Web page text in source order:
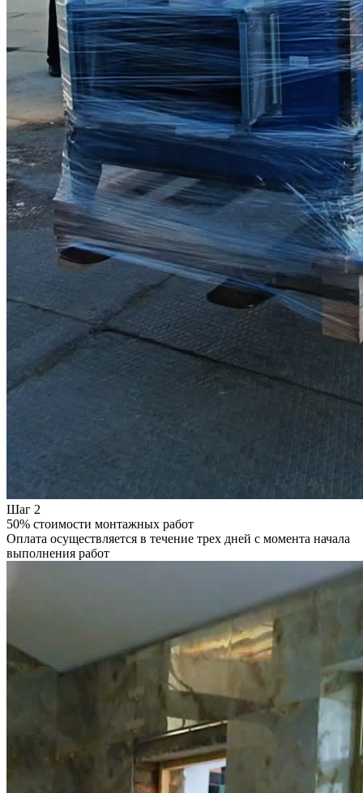
Шаг 2
50% стоимости монтажных работ
Оплата осуществляется в течение трех дней с момента начала
выполнения работ